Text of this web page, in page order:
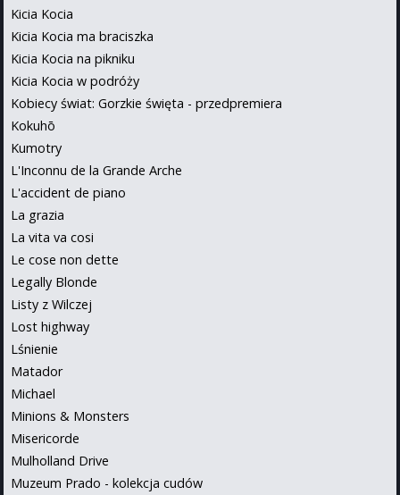
Kicia Kocia
Kicia Kocia ma braciszka
Kicia Kocia na pikniku
Kicia Kocia w podróży
Kobiecy świat: Gorzkie święta - przedpremiera
Kokuhō
Kumotry
L'Inconnu de la Grande Arche
L'accident de piano
La grazia
La vita va cosi
Le cose non dette
Legally Blonde
Listy z Wilczej
Lost highway
Lśnienie
Matador
Michael
Minions & Monsters
Misericorde
Mulholland Drive
Muzeum Prado - kolekcja cudów